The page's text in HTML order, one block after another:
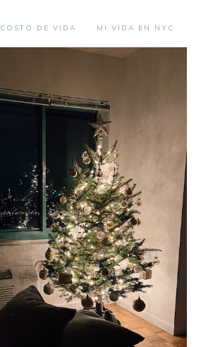
COSTO DE VIDA MI VIDA EN NYC